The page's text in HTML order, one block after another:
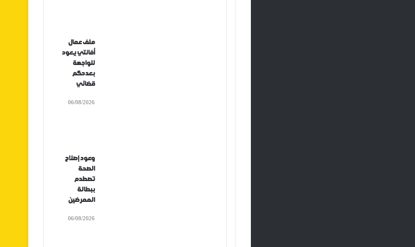
ملف عمال
أفانتي يعود
للواجهة
بعدحكم
قضائي
06/08/2026
وعود إصلاح
الصحة
تصطدم
ببطالة
الممرضين
06/08/2026